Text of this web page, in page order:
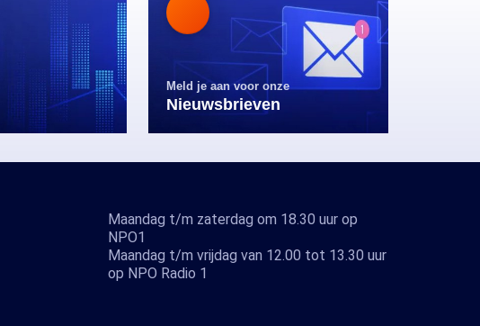
Meld je aan voor onze
Nieuwsbrieven
Maandag t/m zaterdag om 18.30 uur op
NPO1
Maandag t/m vrijdag van 12.00 tot 13.30 uur
op NPO Radio 1